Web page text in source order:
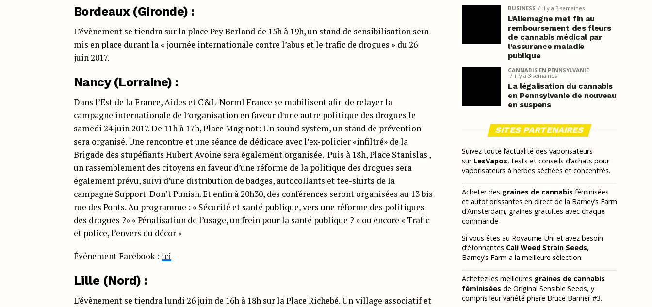
Bordeaux (Gironde) :
L’évènement se tiendra sur la place Pey Berland de 15h à 19h, un stand de sensibilisation sera
mis en place durant la « journée internationale contre l’abus et le trafic de drogues » du 26
juin 2017.
Nancy (Lorraine) :
Dans l’Est de la France, Aides et C&L-Norml France se mobilisent afin de relayer la
campagne internationale de l’organisation en faveur d’une autre politique des drogues le
samedi 24 juin 2017. De 11h à 17h, Place Maginot: Un sound system, un stand de prévention
sera organisé. Une rencontre et une séance de dédicace avec l’ex-policier «infiltré» de la
Brigade des stupéfiants Hubert Avoine sera également organisée. Puis à 18h, Place Stanislas ,
un rassemblement des citoyens en faveur d’une réforme de la politique des drogues sera
également prévu, suivi d’une distribution de badges, autocollants et tee-shirts de la
campagne Support.Don’t Punish. Et enfin à20h30, des conférences seront organisées au 13 bis
rue des Ponts. Au programme : « Sécurité et santé publique, vers une réforme des politiques
des drogues ?» « Pénalisation de l’usage, un frein pour la santé publique ? » ou encore « Trafic
et police, l’envers du décor »
Événement Facebook : ici
Lille (Nord) :
L’évènement se tiendra lundi 26 juin de 16h à 18h sur la Place Richebé. Un village associatif et
BUSINESS il y a 3 semaines
L’Allemagne met fin au
remboursement des fleurs
de cannabis médical par
l’assurance maladie
publique
CANNABIS EN PENNSYLVANIE
il y a 3 semaines
La légalisation du cannabis
en Pennsylvanie de nouveau
en suspens
SITES PARTENAIRES
Suivez toute l’actualité des vaporisateurs
sur LesVapos, tests et conseils d’achats pour
vaporisateurs à herbes séchées et concentrés.
Acheter des graines de cannabis féminisées
et autoflorissantes en direct de la Barney’s Farm
d’Amsterdam, graines gratuites avec chaque
commande.
Si vous êtes au Royaume-Uni et avez besoin
d’étonnantes Cali Weed Strain Seeds,
Barney’s Farm a la meilleure sélection.
Achetez les meilleures graines de cannabis
féminisées de Original Sensible Seeds, y
compris leur variété phare Bruce Banner #3.